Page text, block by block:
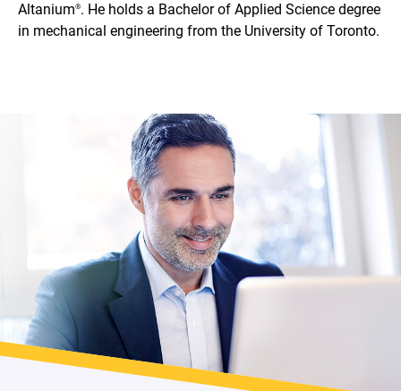
Altanium®. He holds a Bachelor of Applied Science degree
in mechanical engineering from the University of Toronto.